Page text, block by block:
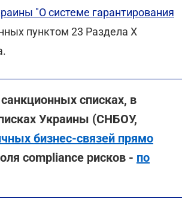
"О системе гарантирования
пунктом 23 Раздела X
списках, в
Украины (СНБОУ,
бизнес-связей прямо
compliance рисков - по